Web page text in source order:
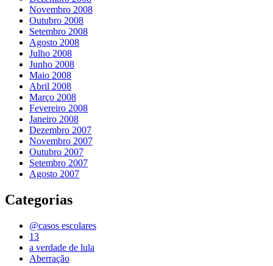
Novembro 2008
Outubro 2008
Setembro 2008
Agosto 2008
Julho 2008
Junho 2008
Maio 2008
Abril 2008
Março 2008
Fevereiro 2008
Janeiro 2008
Dezembro 2007
Novembro 2007
Outubro 2007
Setembro 2007
Agosto 2007
Categorias
@casos escolares
13
a verdade de lula
Aberração